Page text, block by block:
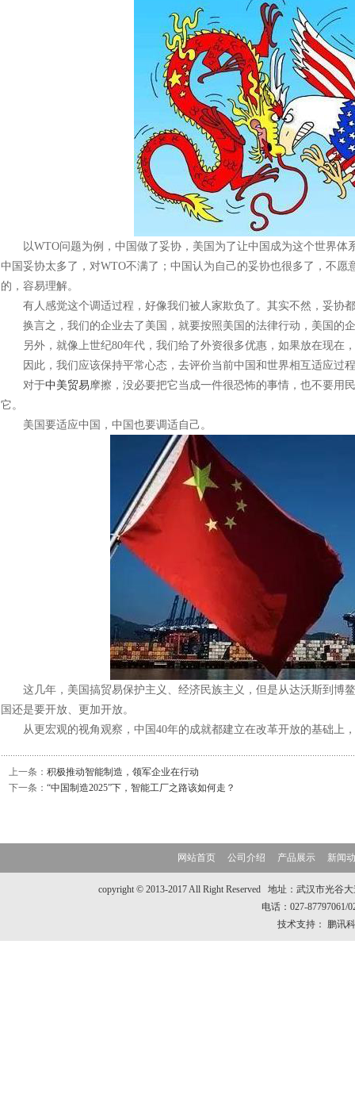
以WTO问题为例，中国做了妥协，美国为了让中国成为这个世界体
中国妥协太多了，对WTO不满了；中国认为自己的妥协也很多了，不
的，容易理解。
有人感觉这个调适过程，好像我们被人家欺负了。其实不然，妥协
换言之，我们的企业去了美国，就要按照美国的法律行动，美国的
另外，就像上世纪80年代，我们给了外资很多优惠，如果放在现在
因此，我们应该保持平常心态，去评价当前中国和世界相互适应过
对于中美贸易摩擦，没必要把它当成一件很恐怖的事情，也不要用
它。
美国要适应中国，中国也要调适自己。
这几年，美国搞贸易保护主义、经济民族主义，但是从达沃斯到博
国还是要开放、更加开放。
从更宏观的视角观察，中国40年的成就都建立在改革开放的基础上
上一条：积极推动智能制造，领军企业在行动
下一条：“中国制造2025”下，智能工厂之路该如何走？
网站首页 公司介绍 产品展示 新闻
copyright © 2013-2017 All Right Reserved 地址：武汉市光
电话：027-
技术支持：
鹏讯